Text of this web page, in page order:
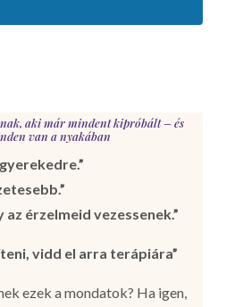
aki már mindent kipróbált – és
van a nyakában
az érzelmeid vezessenek.”
vidd el arra terápiára”
ezek a mondatok? Ha igen,